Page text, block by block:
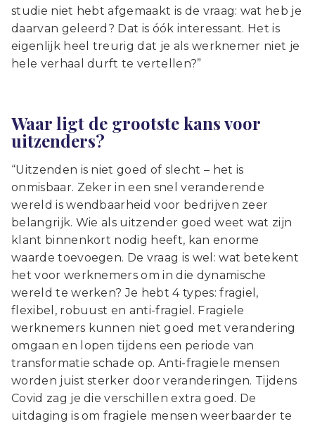
studie niet hebt afgemaakt is de vraag: wat heb je
daarvan geleerd? Dat is óók interessant. Het is
eigenlijk heel treurig dat je als werknemer niet je
hele verhaal durft te vertellen?”
Waar ligt de grootste kans voor
uitzenders?
“Uitzenden is niet goed of slecht – het is
onmisbaar. Zeker in een snel veranderende
wereld is wendbaarheid voor bedrijven zeer
belangrijk. Wie als uitzender goed weet wat zijn
klant binnenkort nodig heeft, kan enorme
waarde toevoegen. De vraag is wel: wat betekent
het voor werknemers om in die dynamische
wereld te werken? Je hebt 4 types: fragiel,
flexibel, robuust en anti-fragiel. Fragiele
werknemers kunnen niet goed met verandering
omgaan en lopen tijdens een periode van
transformatie schade op. Anti-fragiele mensen
worden juist sterker door veranderingen. Tijdens
Covid zag je die verschillen extra goed. De
uitdaging is om fragiele mensen weerbaarder te